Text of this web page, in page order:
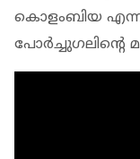
കൊളംബിയ
പോര്‍ച്ചുഗലിന്റെ